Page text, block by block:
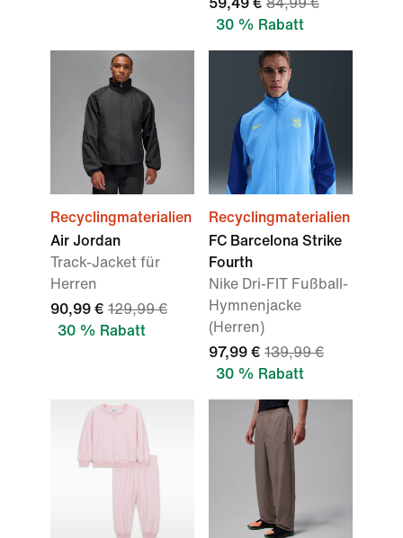
59,49 € 84,99 €
30 % Rabatt
Recyclingmaterialien
Air Jordan
Track-Jacket für
Herren
90,99 € 129,99 €
30 % Rabatt
Recyclingmaterialien
FC Barcelona Strike
Fourth
Nike Dri-FIT Fußball-
Hymnenjacke
(Herren)
97,99 € 139,99 €
30 % Rabatt